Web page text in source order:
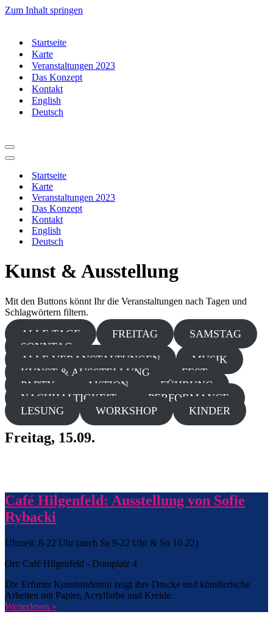
Zum Inhalt springen
Startseite
Karte
Veranstaltungen 2023
Das Konzept
Kontakt
English
Deutsch
Navigationsmenü
Navigationsmenü
Startseite
Karte
Veranstaltungen 2023
Das Konzept
Kontakt
English
Deutsch
Kunst & Ausstellung
Mit den Buttons könnt Ihr die Veranstaltungen nach Tagen und
Schlagwörtern filtern.
ALLE TAGE FREITAG
SAMSTAG
SONNTAG
ALLE VERANSTALTUNGEN
MUSIK
KUNST & AUSSTELLUNG
FEST
PARTY
AKTION
FÜHRUNG
NACHHALTIGKEIT
PERFORMANCE
LESUNG
WORKSHOP KINDER
Freitag, 15.09.
Café Hilgenfeld: Ausstellung von Sofie
Rybacki
Uhrzeit: 8-22 Uhr (auch Sa 9-22 Uhr & So 10-22)
Ort: Café Hilgenfeld - Domplatz 4
Die Erfurter Kunststudentin zeigt ihre Drucke und künstlerische
Arbeiten mit Papier, Acrylfarbe und Kreide.
Weiterlesen »